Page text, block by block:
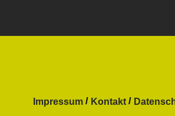
Impressum Kontakt